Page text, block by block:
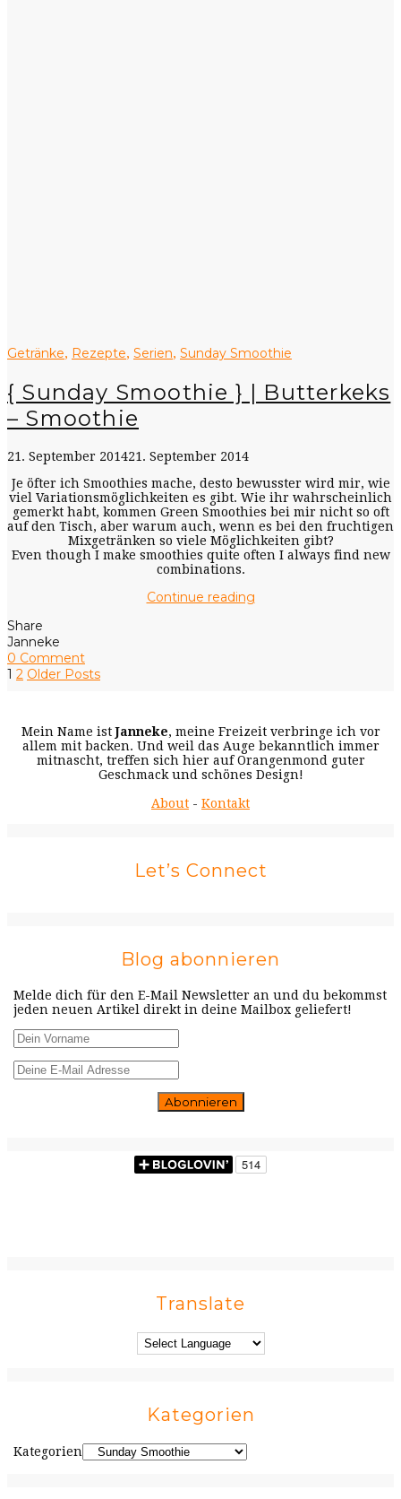
Getränke, Rezepte, Serien, Sunday Smoothie
{ Sunday Smoothie } | Butterkeks
– Smoothie
21. September 201421. September 2014
Je öfter ich Smoothies mache, desto bewusster wird mir, wie
viel Variationsmöglichkeiten es gibt. Wie ihr wahrscheinlich
gemerkt habt, kommen Green Smoothies bei mir nicht so oft
auf den Tisch, aber warum auch, wenn es bei den fruchtigen
Mixgetränken so viele Möglichkeiten gibt?
Even though I make smoothies quite often I always find new
combinations.
Continue reading
Share
Janneke
0 Comment
1 2 Older Posts
Mein Name istJanneke, meine Freizeit verbringe ich vor
allem mit backen. Und weil das Auge bekanntlich immer
mitnascht, treffen sich hier auf Orangenmond guter
Geschmack und schönes Design!
About - Kontakt
Let’s Connect
Blog abonnieren
Melde dich für den E-Mail Newsletter an und du bekommst
jeden neuen Artikel direkt in deine Mailbox geliefert!
Translate
Kategorien
Kategorien